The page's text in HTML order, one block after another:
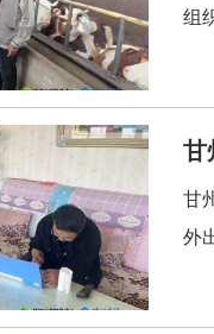
组
甘
甘
外